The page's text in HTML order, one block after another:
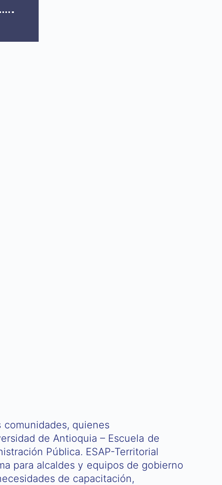
quienes
de Antioquia – Escuela de
Pública. ESAP-Territorial
para alcaldes y equipos de gobierno
de capacitación,